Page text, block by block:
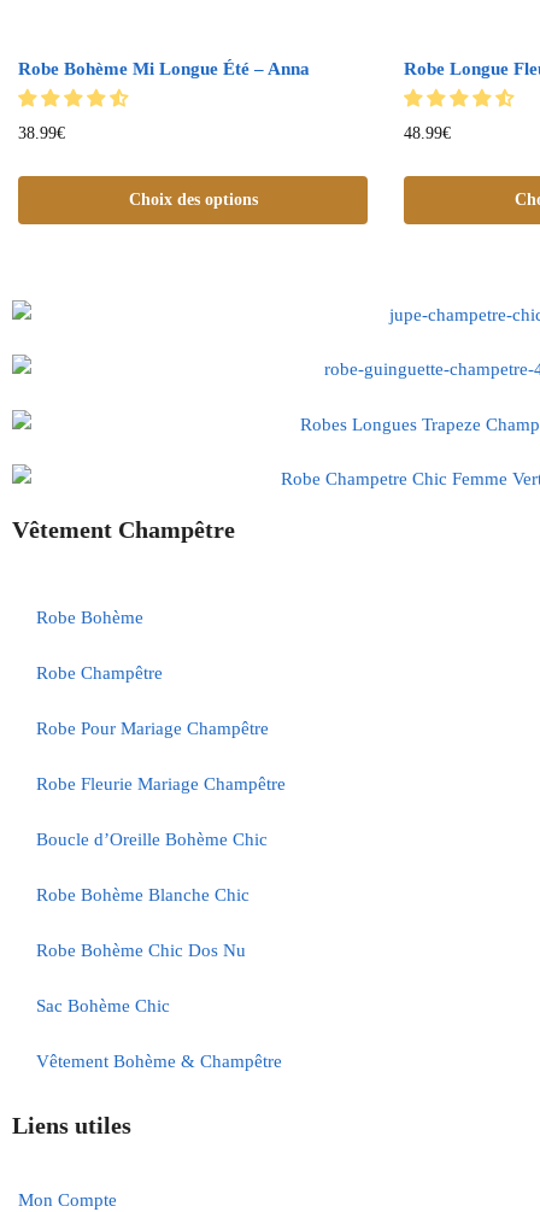
Robe Bohème Mi Longue Été – Anna
38.99€
Choix des options
Robe Longue
48.99€
Vêtement Champêtre
Robe Bohème
Robe Champêtre
Robe Pour Mariage Champêtre
Robe Fleurie Mariage Champêtre
Boucle d’Oreille Bohème Chic
Robe Bohème Blanche Chic
Robe Bohème Chic Dos Nu
Sac Bohème Chic
Vêtement Bohème & Champêtre
Liens utiles
Mon Compte